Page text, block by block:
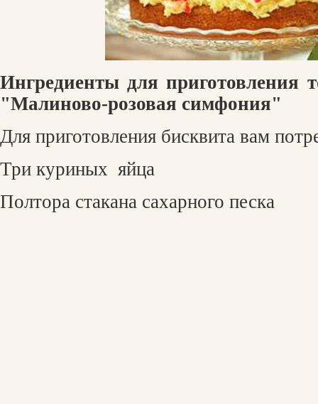
Ингредиенты для приготовления
"Малиново-розовая симфония"
Для приготовления бисквита вам
Три куриных яйца
Полтора стакана сахарного песка